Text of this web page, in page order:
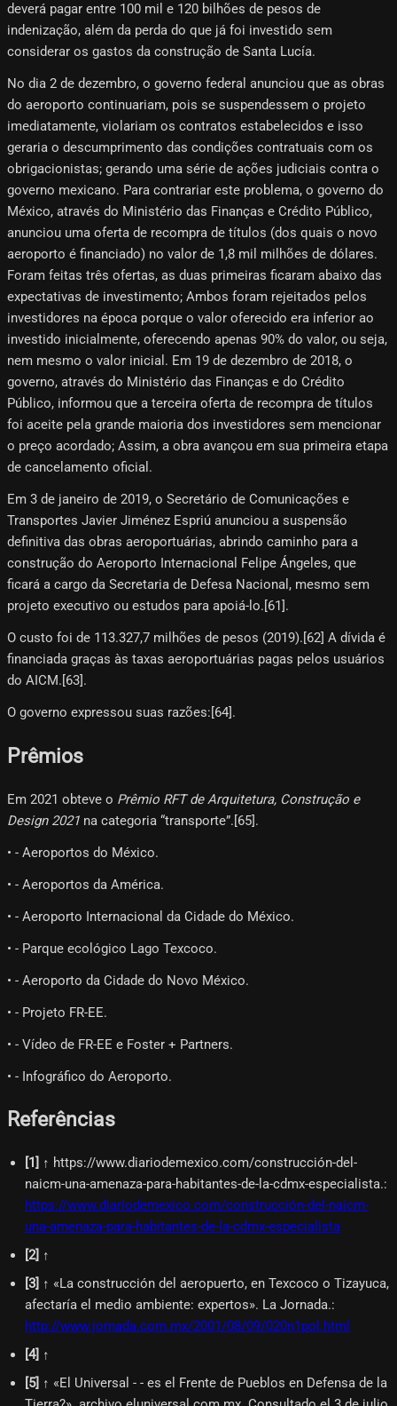
deverá pagar entre 100 mil e 120 bilhões de pesos de
indenização, além da perda do que já foi investido sem
considerar os gastos da construção de Santa Lucía.
No dia 2 de dezembro, o governo federal anunciou que as obras
do aeroporto continuariam, pois se suspendessem o projeto
imediatamente, violariam os contratos estabelecidos e isso
geraria o descumprimento das condições contratuais com os
obrigacionistas; gerando uma série de ações judiciais contra o
governo mexicano. Para contrariar este problema, o governo do
México, através do Ministério das Finanças e Crédito Público,
anunciou uma oferta de recompra de títulos (dos quais o novo
aeroporto é financiado) no valor de 1,8 mil milhões de dólares.
Foram feitas três ofertas, as duas primeiras ficaram abaixo das
expectativas de investimento; Ambos foram rejeitados pelos
investidores na época porque o valor oferecido era inferior ao
investido inicialmente, oferecendo apenas 90% do valor, ou seja,
nem mesmo o valor inicial. Em 19 de dezembro de 2018, o
governo, através do Ministério das Finanças e do Crédito
Público, informou que a terceira oferta de recompra de títulos
foi aceite pela grande maioria dos investidores sem mencionar
o preço acordado; Assim, a obra avançou em sua primeira etapa
de cancelamento oficial.
Em 3 de janeiro de 2019, o Secretário de Comunicações e
Transportes Javier Jiménez Espriú anunciou a suspensão
definitiva das obras aeroportuárias, abrindo caminho para a
construção do Aeroporto Internacional Felipe Ángeles, que
ficará a cargo da Secretaria de Defesa Nacional, mesmo sem
projeto executivo ou estudos para apoiá-lo.[61]​.
O custo foi de 113.327,7 milhões de pesos (2019).[62]​ A dívida é
financiada graças às taxas aeroportuárias pagas pelos usuários
do AICM.[63]​.
O governo expressou suas razões:[64]​.
Prêmios
Em 2021 obteve o Prêmio RFT de Arquitetura, Construção e
Design 2021 na categoria “transporte”.[65]​.
• - Aeroportos do México.
• - Aeroportos da América.
• - Aeroporto Internacional da Cidade do México.
• - Parque ecológico Lago Texcoco.
• - Aeroporto da Cidade do Novo México.
• - Projeto FR-EE.
• - Vídeo de FR-EE e Foster + Partners.
• - Infográfico do Aeroporto.
Referências
[1] ↑ https://www.diariodemexico.com/construcción-del-
naicm-una-amenaza-para-habitantes-de-la-cdmx-especialista.:
https://www.diariodemexico.com/construcción-del-naicm-
una-amenaza-para-habitantes-de-la-cdmx-especialista
[2] ↑
[3] ↑ «La construcción del aeropuerto, en Texcoco o Tizayuca,
afectaría el medio ambiente: expertos». La Jornada.:
http://www.jornada.com.mx/2001/08/09/020n1pol.html
[4] ↑
[5] ↑ «El Universal - - es el Frente de Pueblos en Defensa de la